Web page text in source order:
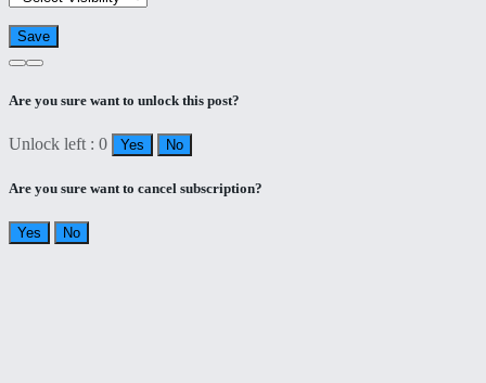
Are you sure want to unlock this post?
Unlock left : 0 Yes No
Are you sure want to cancel subscription?
Yes No